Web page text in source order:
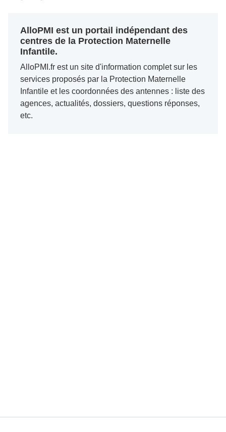
AlloPMI est un portail indépendant des
centres de la Protection Maternelle
Infantile.
AlloPMI.fr est un site d'information complet sur les
services proposés par la Protection Maternelle
Infantile et les coordonnées des antennes : liste des
agences, actualités, dossiers, questions réponses,
etc.